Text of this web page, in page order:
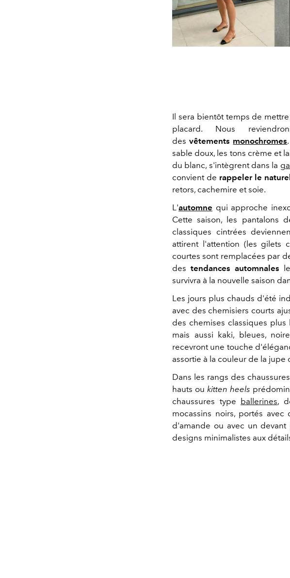
Il sera bientôt temps de
placard. Nous
des vêtements monochromes
sable doux, les tons crème et
du blanc, s'intègrent dans la
convient de rappeler le
retors, cachemire et soie.
L'automne qui approche
Cette saison, les pantalons
classiques cintrées
attirent l'attention (les gilets
courtes sont remplacées par
des tendances automnales
survivra à la nouvelle saison
Les jours plus chauds d'été
avec des chemisiers courts
des chemises classiques
mais aussi kaki, bleues,
recevront une touche
assortie à la couleur de la jupe
Dans les rangs des
hauts ou kitten heels
chaussures type ballerines,
mocassins noirs, portés
d'amande ou avec un
designs minimalistes aux